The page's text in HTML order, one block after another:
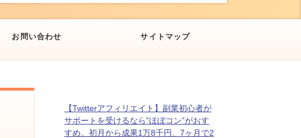
お問い合わせ サイトマップ
【Twitterアフィリエイト】副業初心者が
サポートを受けるなら”ほぼコン”がおす
すめ。初月から成果1万8千円、7ヶ月で2